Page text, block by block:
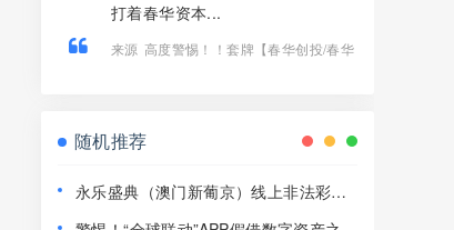
打着春华资本...
来源 高度警惕！！套牌【春华创投/春华
随机推荐
永乐盛典（澳门新葡京）线上非法彩票